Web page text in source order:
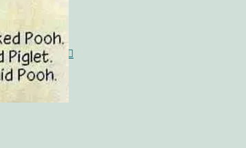
grillet kylling